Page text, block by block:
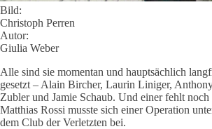
Bild:
Christoph Perren
Autor:
Giulia Weber
Alle sind sie momentan und hauptsächlich
gesetzt – Alain Bircher, Laurin Liniger,
Zubler und Jamie Schaub. Und einer fehlt
Matthias Rossi musste sich einer Operation
dem Club der Verletzten bei.